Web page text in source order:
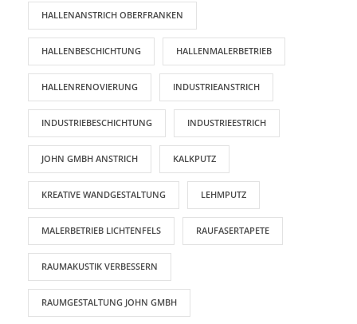
HALLENANSTRICH OBERFRANKEN
HALLENBESCHICHTUNG HALLENMALERBETRIEB
HALLENRENOVIERUNG INDUSTRIEANSTRICH
INDUSTRIEBESCHICHTUNG INDUSTRIEESTRICH
JOHN GMBH ANSTRICH KALKPUTZ
KREATIVE WANDGESTALTUNG LEHMPUTZ
MALERBETRIEB LICHTENFELS RAUFASERTAPETE
RAUMAKUSTIK VERBESSERN
RAUMGESTALTUNG JOHN GMBH